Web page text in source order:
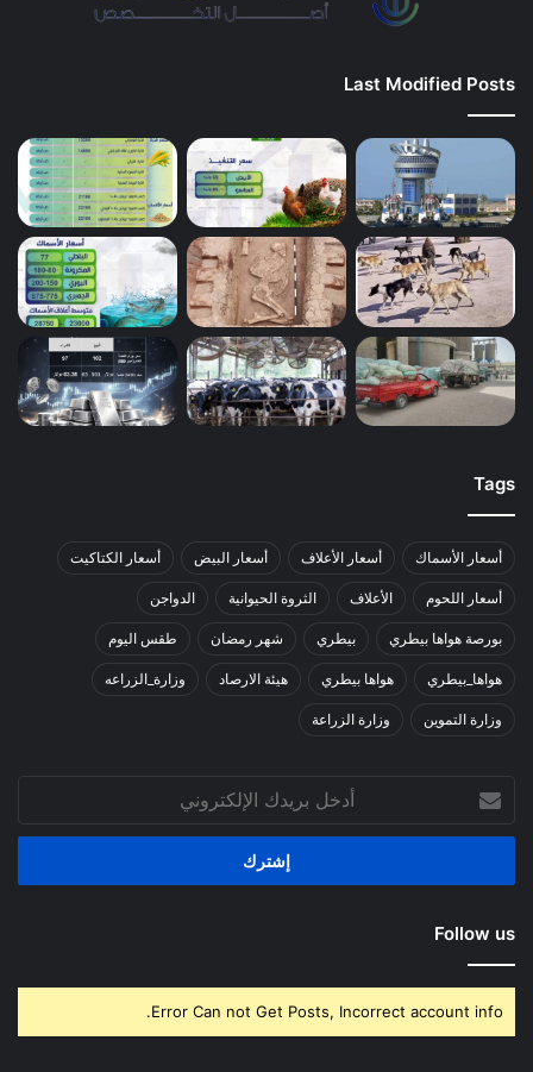
Last Modified Posts
Tags
أسعار الأسماك أسعار الأعلاف أسعار البيض أسعار الكتاكيت
أسعار اللحوم الأعلاف الثروة الحيوانية الدواجن
بورصة هواها بيطري بيطري شهر رمضان طقس اليوم
هواها_بيطري هواها بيطري هيئة الارصاد وزارة_الزراعه
وزارة التموين وزارة الزراعة
بريدك
الإلكتروني
Follow us
Error Can not Get Posts, Incorrect account info.